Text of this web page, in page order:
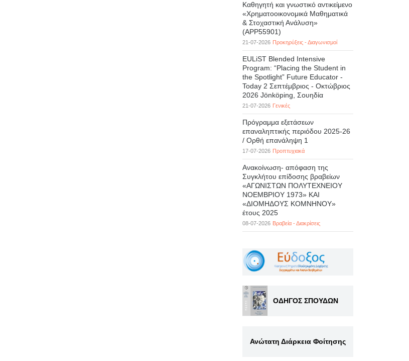
Καθηγητή και γνωστικό αντικείμενο
«Χρηματοοικονομικά Μαθηματικά
& Στοχαστική Ανάλυση»
(APP55901)
21-07-2026 Προκηρύξεις - Διαγωνισμοί
EULiST Blended Intensive
Program: “Placing the Student in
the Spotlight” Future Educator -
Today 2 Σεπτέμβριος - Οκτώβριος
2026 Jönköping, Σουηδία
21-07-2026 Γενικές
Πρόγραμμα εξετάσεων
επαναληπτικής περιόδου 2025-26
/ Ορθή επανάληψη 1
17-07-2026 Προπτυχιακά
Ανακοίνωση- απόφαση της
Συγκλήτου επίδοσης βραβείων
«ΑΓΩΝΙΣΤΩΝ ΠΟΛΥΤΕΧΝΕΙΟΥ
ΝΟΕΜΒΡΙΟΥ 1973» ΚΑΙ
«ΔΙΟΜΗΔΟΥΣ ΚΟΜΝΗΝΟΥ»
έτους 2025
08-07-2026 Βραβεία - Διακρίσεις
ΟΔΗΓΟΣ ΣΠΟΥΔΩΝ
Ανώτατη Διάρκεια Φοίτησης